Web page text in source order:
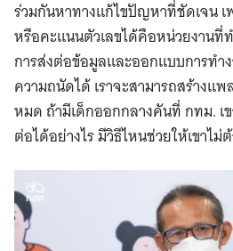
ร่วมกันหาทางแก้ไขปัญหาที่ชัดเจน
หรือคะแนนตัวเลขได้คือหน่วยงานที่
การส่งต่อข้อมูลและออกแบบการทำ
ความถนัดได้ เราจะสามารถสร้าง
หมด ถ้ามีเด็กออกกลางคันที่ กทม. เ
ต่อได้อย่างไร มีวิธีไหนช่วยให้เขาไม่